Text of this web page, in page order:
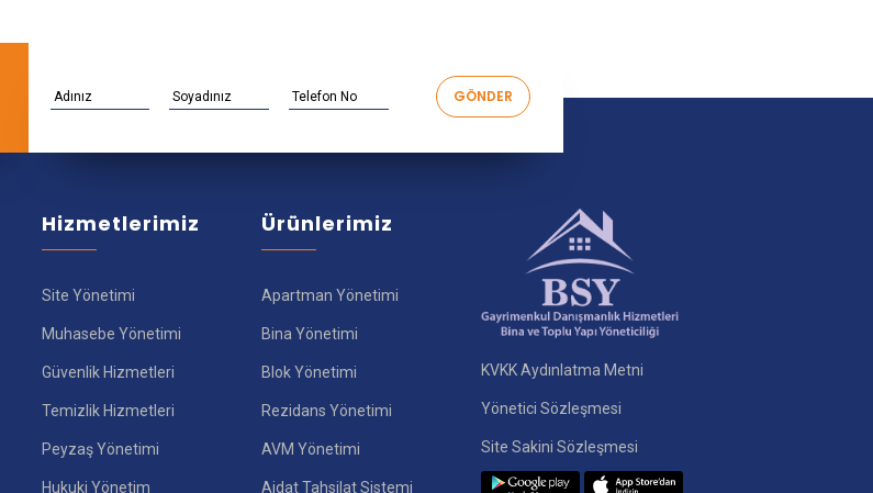
Hizmetlerimiz
Site Yönetimi
Muhasebe Yönetimi
Güvenlik Hizmetleri
Temizlik Hizmetleri
Peyzaş Yönetimi
Hukuki Yönetim
Ürünlerimiz
Apartman Yönetimi
Bina Yönetimi
Blok Yönetimi
Rezidans Yönetimi
AVM Yönetimi
Aidat Tahsilat Sistemi
KVKK Aydınlatma Metni
Yönetici Sözleşmesi
Site Sakini Sözleşmesi